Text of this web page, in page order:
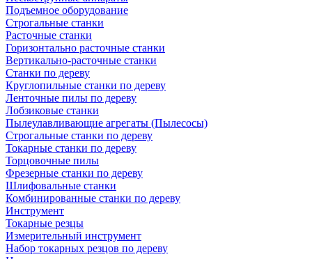
Подъемное оборудование
Строгальные станки
Расточные станки
Горизонтально расточные станки
Вертикально-расточные станки
Станки по дереву
Круглопильные станки по дереву
Ленточные пилы по дереву
Лобзиковые станки
Пылеулавливающие агрегаты (Пылесосы)
Строгальные станки по дереву
Токарные станки по дереву
Торцовочные пилы
Фрезерные станки по дереву
Шлифовальные станки
Комбинированные станки по дереву
Инструмент
Токарные резцы
Измерительный инструмент
Набор токарных резцов по дереву